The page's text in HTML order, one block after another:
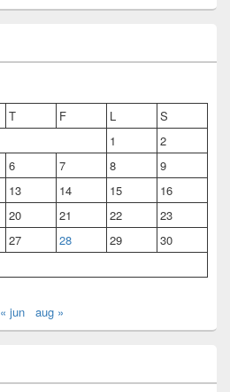
T F L
S
1
2
6 7 8
9
13 14 15
16
20 21 22
23
27 28 29
30
« jun aug »